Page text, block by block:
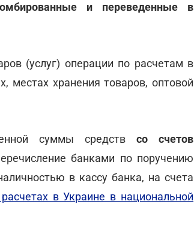
и переведенные в
(услуг) операции по расчетам в
местах хранения товаров, оптовой
суммы средств со счетов
банками по поручению
в кассу банка, на счета
в Украине в национальной